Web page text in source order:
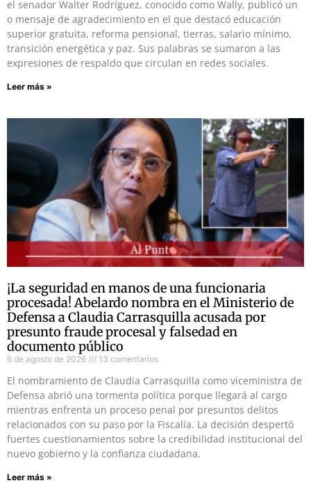
el senador Walter Rodríguez, conocido como Wally, publicó un
o mensaje de agradecimiento en el que destacó educación
superior gratuita, reforma pensional, tierras, salario mínimo,
transición energética y paz. Sus palabras se sumaron a las
expresiones de respaldo que circulan en redes sociales.
Leer más »
¡La seguridad en manos de una funcionaria
procesada! Abelardo nombra en el Ministerio de
Defensa a Claudia Carrasquilla acusada por
presunto fraude procesal y falsedad en
documento público
6 de agosto de 2026 13 comentarios
El nombramiento de Claudia Carrasquilla como viceministra de
Defensa abrió una tormenta política porque llegará al cargo
mientras enfrenta un proceso penal por presuntos delitos
relacionados con su paso por la Fiscalía. La decisión despertó
fuertes cuestionamientos sobre la credibilidad institucional del
nuevo gobierno y la confianza ciudadana.
Leer más »